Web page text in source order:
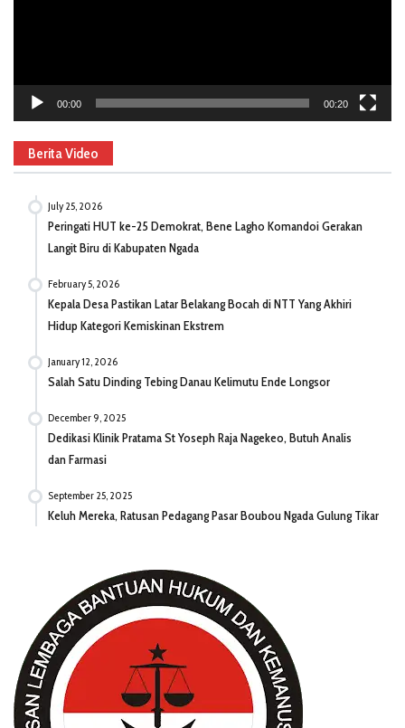
00:00 00:20
Berita Video
July 25, 2026
Peringati HUT ke-25 Demokrat, Bene Lagho Komandoi Gerakan
Langit Biru di Kabupaten Ngada
February 5, 2026
Kepala Desa Pastikan Latar Belakang Bocah di NTT Yang Akhiri
Hidup Kategori Kemiskinan Ekstrem
January 12, 2026
Salah Satu Dinding Tebing Danau Kelimutu Ende Longsor
December 9, 2025
Dedikasi Klinik Pratama St Yoseph Raja Nagekeo, Butuh Analis
dan Farmasi
September 25, 2025
Keluh Mereka, Ratusan Pedagang Pasar Boubou Ngada Gulung Tikar